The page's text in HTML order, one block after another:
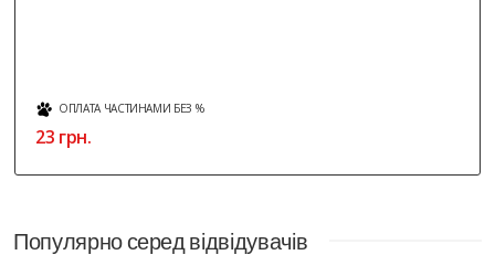
ОПЛАТА ЧАСТИНАМИ БЕЗ %
23 грн.
Популярно серед відвідувачів